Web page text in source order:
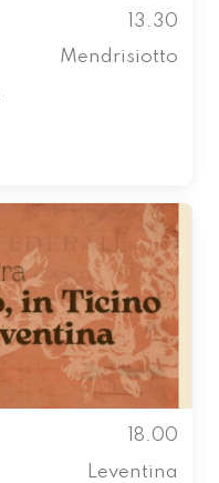
13.30
Mendrisiotto
18.00
Leventina